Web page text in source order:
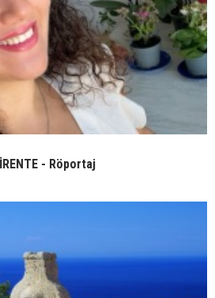
- Röportaj